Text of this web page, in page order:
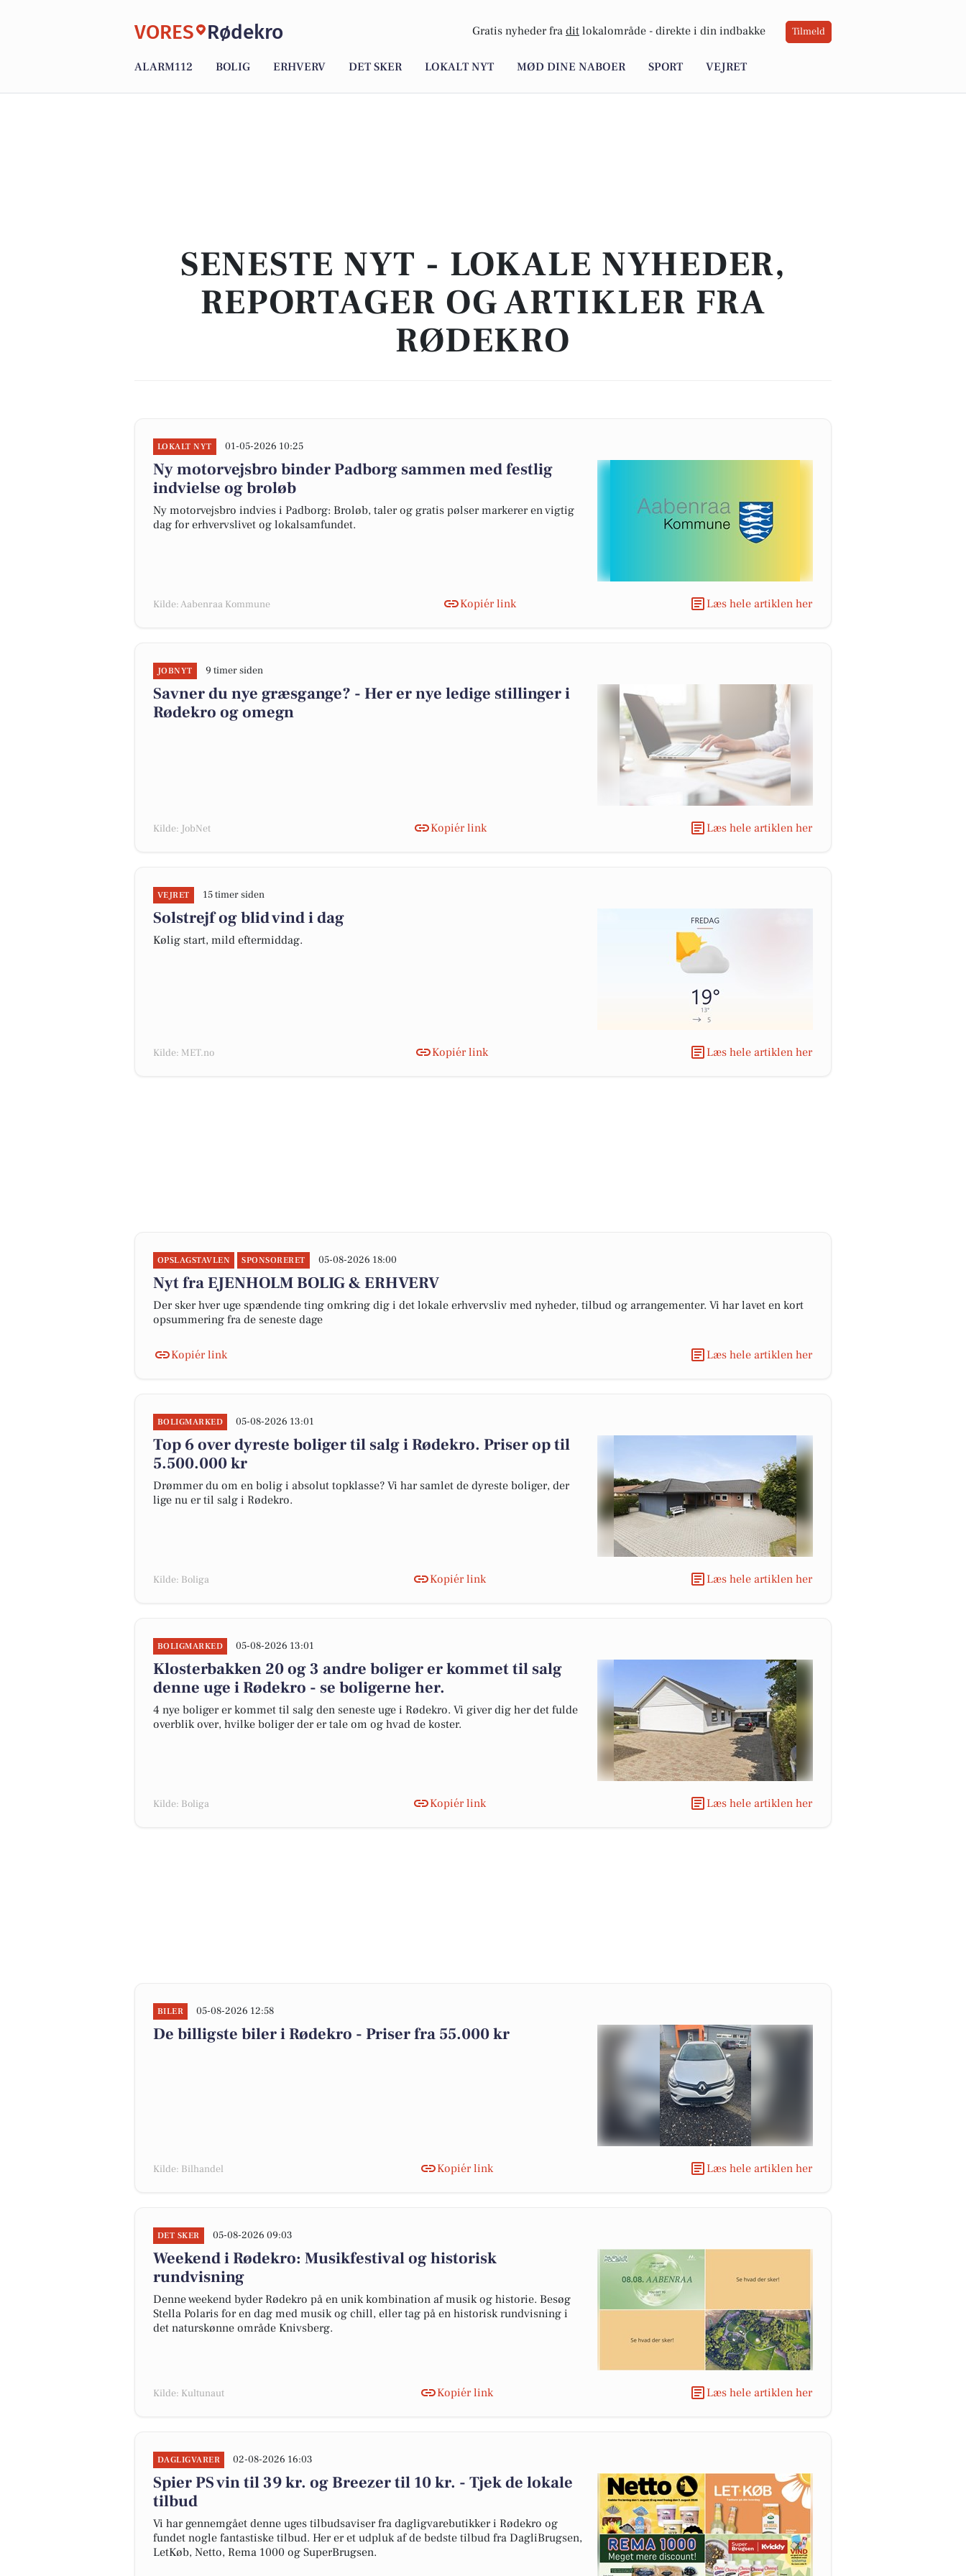
VORES Rødekro Gratis nyheder fra dit lokalområde - direkte i din indbakke Tilmeld
ALARM112 BOLIG ERHVERV DET SKER LOKALT NYT MØD DINE NABOER SPORT VEJRET
SENESTE NYT - LOKALE NYHEDER,
REPORTAGER OG ARTIKLER FRA
RØDEKRO
LOKALT NYT 01-05-2026 10:25
Ny motorvejsbro binder Padborg sammen med festlig
indvielse og broløb
Ny motorvejsbro indvies i Padborg: Broløb, taler og gratis pølser markerer en vigtig
dag for erhvervslivet og lokalsamfundet.
Kilde: Aabenraa Kommune Kopiér link Læs hele artiklen her
JOBNYT 9 timer siden
Savner du nye græsgange? - Her er nye ledige stillinger i
Rødekro og omegn
Kilde: JobNet Kopiér link Læs hele artiklen her
VEJRET 15 timer siden
Solstrejf og blid vind i dag
Kølig start, mild eftermiddag.
Kilde: MET.no Kopiér link Læs hele artiklen her
OPSLAGSTAVLEN SPONSORERET 05-08-2026 18:00
Nyt fra EJENHOLM BOLIG & ERHVERV
Der sker hver uge spændende ting omkring dig i det lokale erhvervsliv med nyheder, tilbud og arrangementer. Vi har lavet en kort
opsummering fra de seneste dage
Kopiér link Læs hele artiklen her
BOLIGMARKED 05-08-2026 13:01
Top 6 over dyreste boliger til salg i Rødekro. Priser op til
5.500.000 kr
Drømmer du om en bolig i absolut topklasse? Vi har samlet de dyreste boliger, der
lige nu er til salg i Rødekro.
Kilde: Boliga Kopiér link Læs hele artiklen her
BOLIGMARKED 05-08-2026 13:01
Klosterbakken 20 og 3 andre boliger er kommet til salg
denne uge i Rødekro - se boligerne her.
4 nye boliger er kommet til salg den seneste uge i Rødekro. Vi giver dig her det fulde
overblik over, hvilke boliger der er tale om og hvad de koster.
Kilde: Boliga Kopiér link Læs hele artiklen her
BILER 05-08-2026 12:58
De billigste biler i Rødekro - Priser fra 55.000 kr
Kilde: Bilhandel Kopiér link Læs hele artiklen her
DET SKER 05-08-2026 09:03
Weekend i Rødekro: Musikfestival og historisk
rundvisning
Denne weekend byder Rødekro på en unik kombination af musik og historie. Besøg
Stella Polaris for en dag med musik og chill, eller tag på en historisk rundvisning i
det naturskønne område Knivsberg.
Kilde: Kultunaut Kopiér link Læs hele artiklen her
DAGLIGVARER 02-08-2026 16:03
Spier PS vin til 39 kr. og Breezer til 10 kr. - Tjek de lokale
tilbud
Vi har gennemgået denne uges tilbudsaviser fra dagligvarebutikker i Rødekro og
fundet nogle fantastiske tilbud. Her er et udpluk af de bedste tilbud fra DagliBrugsen,
LetKøb, Netto, Rema 1000 og SuperBrugsen.